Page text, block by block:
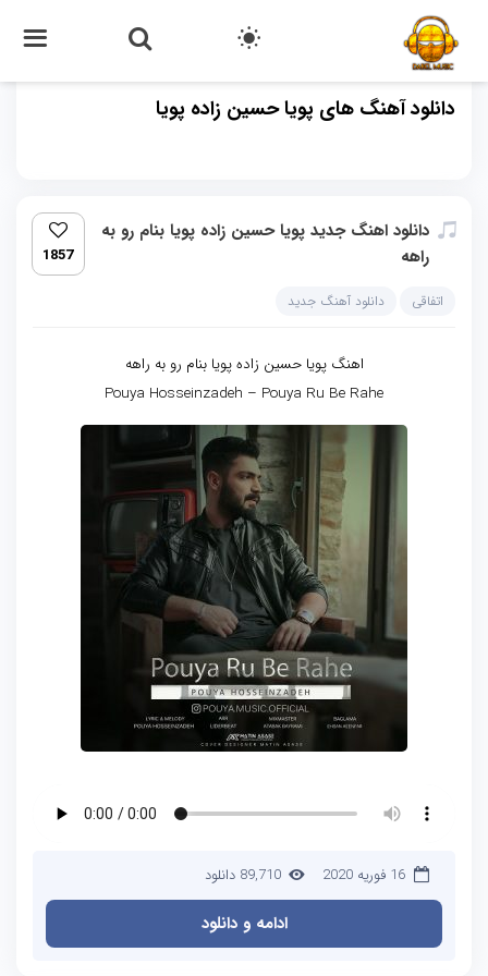
دانلود آهنگ های پویا حسین زاده پویا
دانلود اهنگ جدید پویا حسین زاده پویا بنام رو به
راهه
1857
اتفاقی دانلود آهنگ جدید
اهنگ پویا حسین زاده پویا بنام رو به راهه
Pouya Hosseinzadeh – Pouya Ru Be Rahe
16 فوریه 2020 89,710 دانلود
ادامه و دانلود